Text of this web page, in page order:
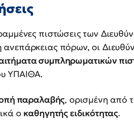
πιστώσεις των
πόρων, οι
συμπληρωματικών
ΥΠΑΙΘΑ.
παραλαβής, ορισμένη από
ο καθηγητής ειδικότητας.